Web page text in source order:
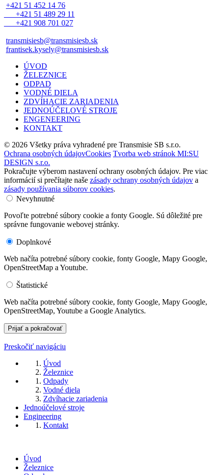
+421 51 452 14 76
+421 51 489 29 11
+421 908 701 027
transmisiesb@transmisiesb.sk
frantisek.kysely@transmisiesb.sk
ÚVOD
ŽELEZNICE
ODPAD
VODNÉ DIELA
ZDVÍHACIE ZARIADENIA
JEDNOÚČELOVÉ STROJE
ENGENEERING
KONTAKT
© 2026 Všetky práva vyhradené pre Transmisie SB s.r.o.
Ochrana osobných údajovCookies Tvorba web stránok MI:SU
DESIGN s.r.o.
Pokračujte výberom nastavení ochrany osobných údajov. Pre viac
informácií si prečítajte naše zásady ochrany osobných údajov a
zásady používania súborov cookies.
Nevyhnutné
Povoľte potrebné súbory cookie a fonty Google. Sú dôležité pre
správne fungovanie webovej stránky.
Doplnkové
Web načíta potrebné súbory cookie, fonty Google, Mapy Google,
OpenStreetMap a Youtube.
Štatistické
Web načíta potrebné súbory cookie, fonty Google, Mapy Google,
OpenStreetMap, Youtube a Google Analytics.
Preskočiť navigáciu
Úvod
Železnice
Odpady
Vodné diela
Zdvíhacie zariadenia
Jednoúčelové stroje
Engineering
Kontakt
Úvod
Železnice